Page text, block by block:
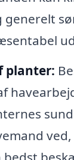
planter: